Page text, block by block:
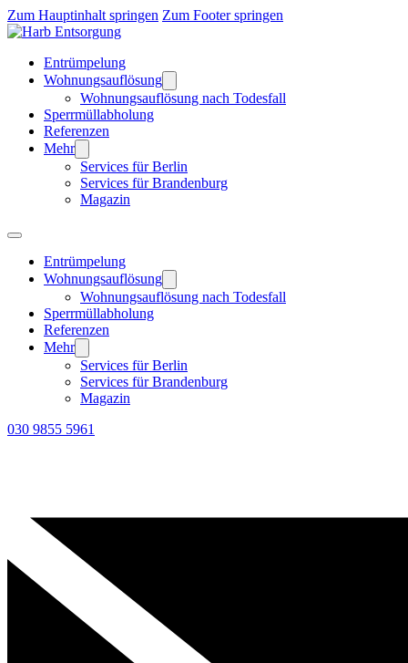
Zum Hauptinhalt springen Zum Footer springen
Entrümpelung
Wohnungsauflösung
Wohnungsauflösung nach Todesfall
Sperrmüllabholung
Referenzen
Mehr
Services für Berlin
Services für Brandenburg
Magazin
Entrümpelung
Wohnungsauflösung
Wohnungsauflösung nach Todesfall
Sperrmüllabholung
Referenzen
Mehr
Services für Berlin
Services für Brandenburg
Magazin
030 9855 5961